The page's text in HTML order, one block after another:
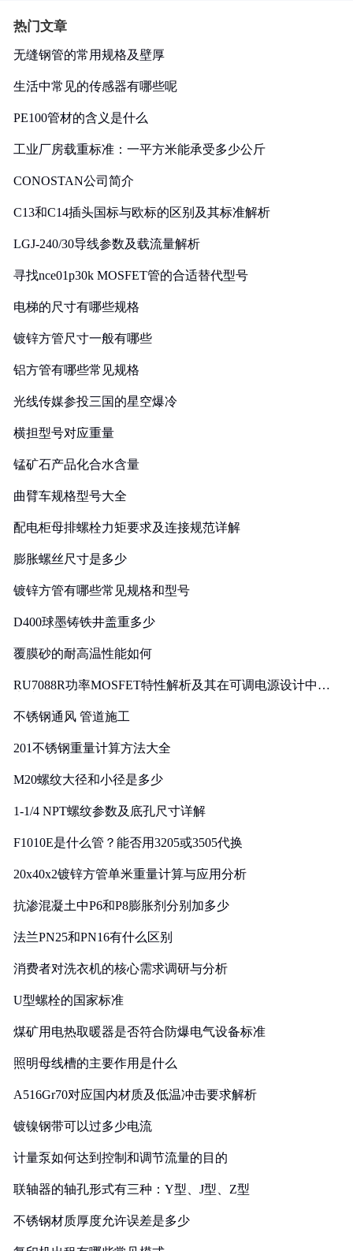
热门文章
无缝钢管的常用规格及壁厚
生活中常见的传感器有哪些呢
PE100管材的含义是什么
工业厂房载重标准：一平方米能承受多少公斤
CONOSTAN公司简介
C13和C14插头国标与欧标的区别及其标准解析
LGJ-240/30导线参数及载流量解析
寻找nce01p30k MOSFET管的合适替代型号
电梯的尺寸有哪些规格
镀锌方管尺寸一般有哪些
铝方管有哪些常见规格
光线传媒参投三国的星空爆冷
横担型号对应重量
锰矿石产品化合水含量
曲臂车规格型号大全
配电柜母排螺栓力矩要求及连接规范详解
膨胀螺丝尺寸是多少
镀锌方管有哪些常见规格和型号
D400球墨铸铁井盖重多少
覆膜砂的耐高温性能如何
RU7088R功率MOSFET特性解析及其在可调电源设计中的
不锈钢通风 管道施工
201不锈钢重量计算方法大全
M20螺纹大径和小径是多少
1-1/4 NPT螺纹参数及底孔尺寸详解
F1010E是什么管？能否用3205或3505代换
20x40x2镀锌方管单米重量计算与应用分析
抗渗混凝土中P6和P8膨胀剂分别加多少
法兰PN25和PN16有什么区别
消费者对洗衣机的核心需求调研与分析
U型螺栓的国家标准
煤矿用电热取暖器是否符合防爆电气设备标准
照明母线槽的主要作用是什么
A516Gr70对应国内材质及低温冲击要求解析
镀镍钢带可以过多少电流
计量泵如何达到控制和调节流量的目的
联轴器的轴孔形式有三种：Y型、J型、Z型
不锈钢材质厚度允许误差是多少